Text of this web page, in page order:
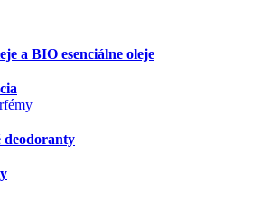
a BIO esenciálne oleje
deodoranty